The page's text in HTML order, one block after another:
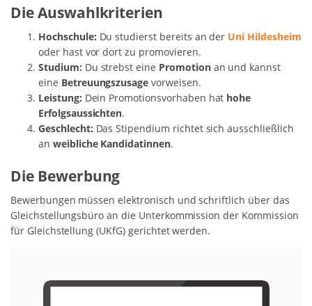
Die Auswahlkriterien
Hochschule: Du studierst bereits an der Uni Hildesheim
oder hast vor dort zu promovieren.
Studium: Du strebst eine Promotionan und kannst
eine Betreuungszusage vorweisen.
Leistung: Dein Promotionsvorhaben hat hohe
Erfolgsaussichten.
Geschlecht: Das Stipendium richtet sich ausschließlich
an weibliche Kandidatinnen.
Die Bewerbung
Bewerbungen müssen elektronisch und schriftlich über das
Gleichstellungsbüro an die Unterkommission der Kommission
für Gleichstellung (UKfG) gerichtet werden.